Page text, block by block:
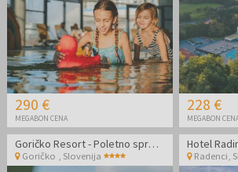
290 €
MEGABON CENA
228 €
MEGABON
Goričko Resort - Poletno sproščanje v Konopljini iži
Goričko Slovenija Radenci